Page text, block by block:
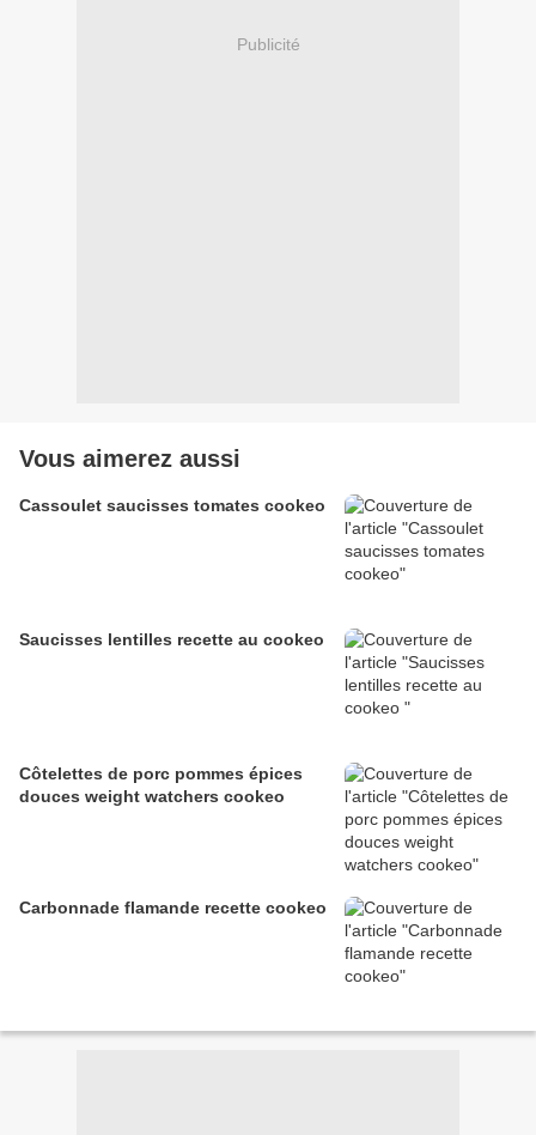
Publicité
Vous aimerez aussi
Cassoulet saucisses tomates cookeo
Saucisses lentilles recette au cookeo
Côtelettes de porc pommes épices
douces weight watchers cookeo
Carbonnade flamande recette cookeo